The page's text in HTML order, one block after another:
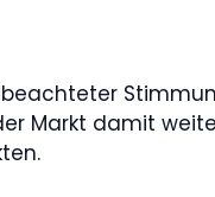
Markt damit